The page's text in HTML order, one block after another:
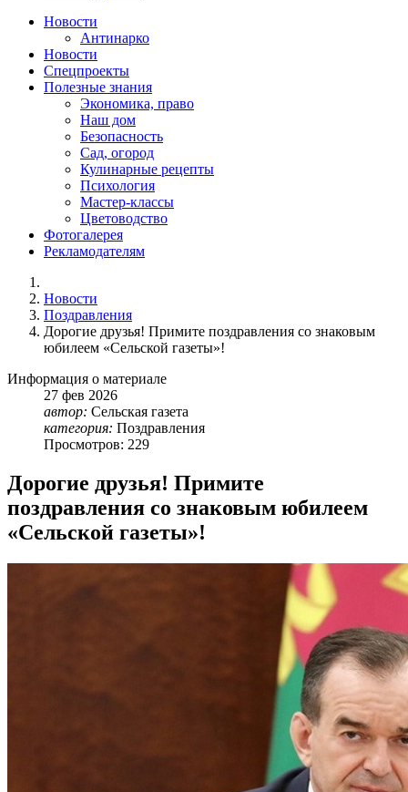
Новости
Антинарко
Новости
Спецпроекты
Полезные знания
Экономика, право
Наш дом
Безопасность
Сад, огород
Кулинарные рецепты
Психология
Мастер-классы
Цветоводство
Фотогалерея
Рекламодателям
Новости
Поздравления
Дорогие друзья! Примите поздравления со знаковым
юбилеем «Сельской газеты»!
Информация о материале
27 фев 2026
автор: Сельская газета
категория: Поздравления
Просмотров: 229
Дорогие друзья! Примите
поздравления со знаковым юбилеем
«Сельской газеты»!